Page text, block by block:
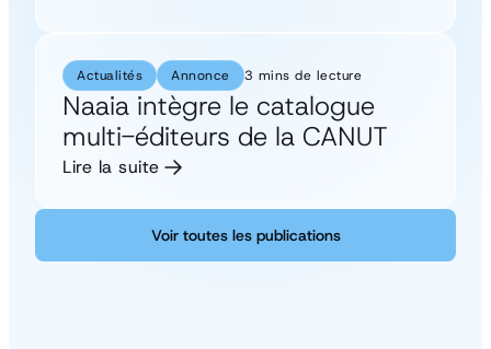
Actualités Annonce 3 mins de lecture
Naaia intègre le catalogue
multi-éditeurs de la CANUT
Lire la suite
Voir toutes les publications
Voir toutes les publications